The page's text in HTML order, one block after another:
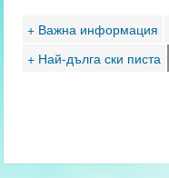
+ Важна информация
+ Най-дълга ски писта